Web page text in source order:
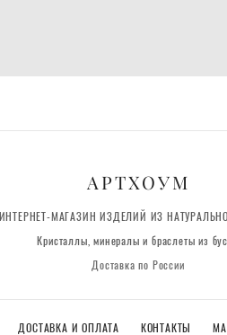
АРТХОУМ
ИНТЕРНЕТ-МАГАЗИН ИЗДЕЛИЙ ИЗ
Кристаллы, минералы и браслеты из
Доставка по России
ДОСТАВКА И ОПЛАТА КОНТАКТЫ